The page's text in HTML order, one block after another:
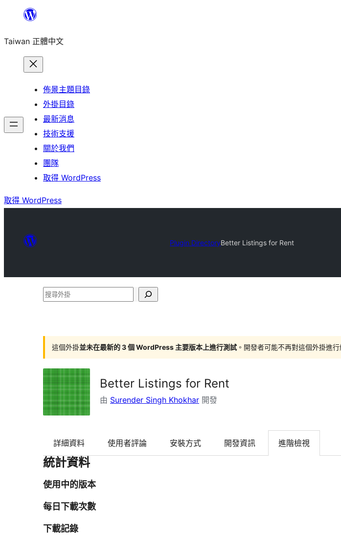
主
Taiwan 正體中文
佈景主題目錄
外掛目錄
最新消息
技術支援
關於我們
團隊
取得 WordPress
取得 WordPress
Plugin DirectoryBetter Listings for Rent
搜
掛
這個外掛並未在最新的 3 個 WordPress 主要版本上進行測試 。開發者可能不再對這個外掛進
Better Listings for Rent
由 Surender Singh Khokhar 開發
詳細資料 使用者評論 安裝方式 開發資訊 進階檢視
統計資料
使用中的版本
每日下載次數
下載記錄